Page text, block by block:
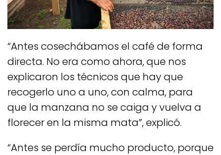
“Antes cosechábamos el café de forma
directa. No era como ahora, que nos
explicaron los técnicos que hay que
recogerlo uno a uno, con calma, para
que la manzana no se caiga y vuelva a
florecer en la misma mata”, explicó.
“Antes se perdía mucho producto, porque